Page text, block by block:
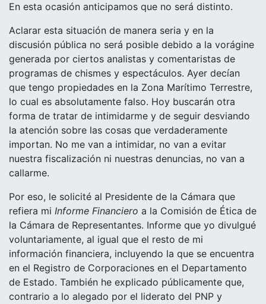
En esta ocasión anticipamos que no será distinto.
Aclarar esta situación de manera seria y en la
discusión pública no será posible debido a la vorágine
generada por ciertos analistas y comentaristas de
programas de chismes y espectáculos. Ayer decían
que tengo propiedades en la Zona Marítimo Terrestre,
lo cual es absolutamente falso. Hoy buscarán otra
forma de tratar de intimidarme y de seguir desviando
la atención sobre las cosas que verdaderamente
importan. No me van a intimidar, no van a evitar
nuestra fiscalización ni nuestras denuncias, no van a
callarme.
Por eso, le solicité al Presidente de la Cámara que
refiera mi Informe Financiero a la Comisión de Ética de
la Cámara de Representantes. Informe que yo divulgué
voluntariamente, al igual que el resto de mi
información financiera, incluyendo la que se encuentra
en el Registro de Corporaciones en el Departamento
de Estado. También he explicado públicamente que,
contrario a lo alegado por el liderato del PNP y